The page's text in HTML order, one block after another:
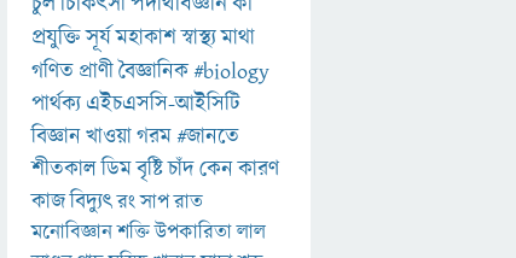
প্রযুক্তিসূর্যমহাকাশস্বাস্থ্যমাথা
গণিত প্রাণীবৈজ্ঞানিক#biology
পার্থক্য এইচএসসি-আইসিটি
বিজ্ঞানখাওয়াগরম#জানতে
শীতকালডিমবৃষ্টিচাঁদকেনকারণ
কাজবিদ্যুৎরংসাপরাত
মনোবিজ্ঞানশক্তিউপকারিতালাল